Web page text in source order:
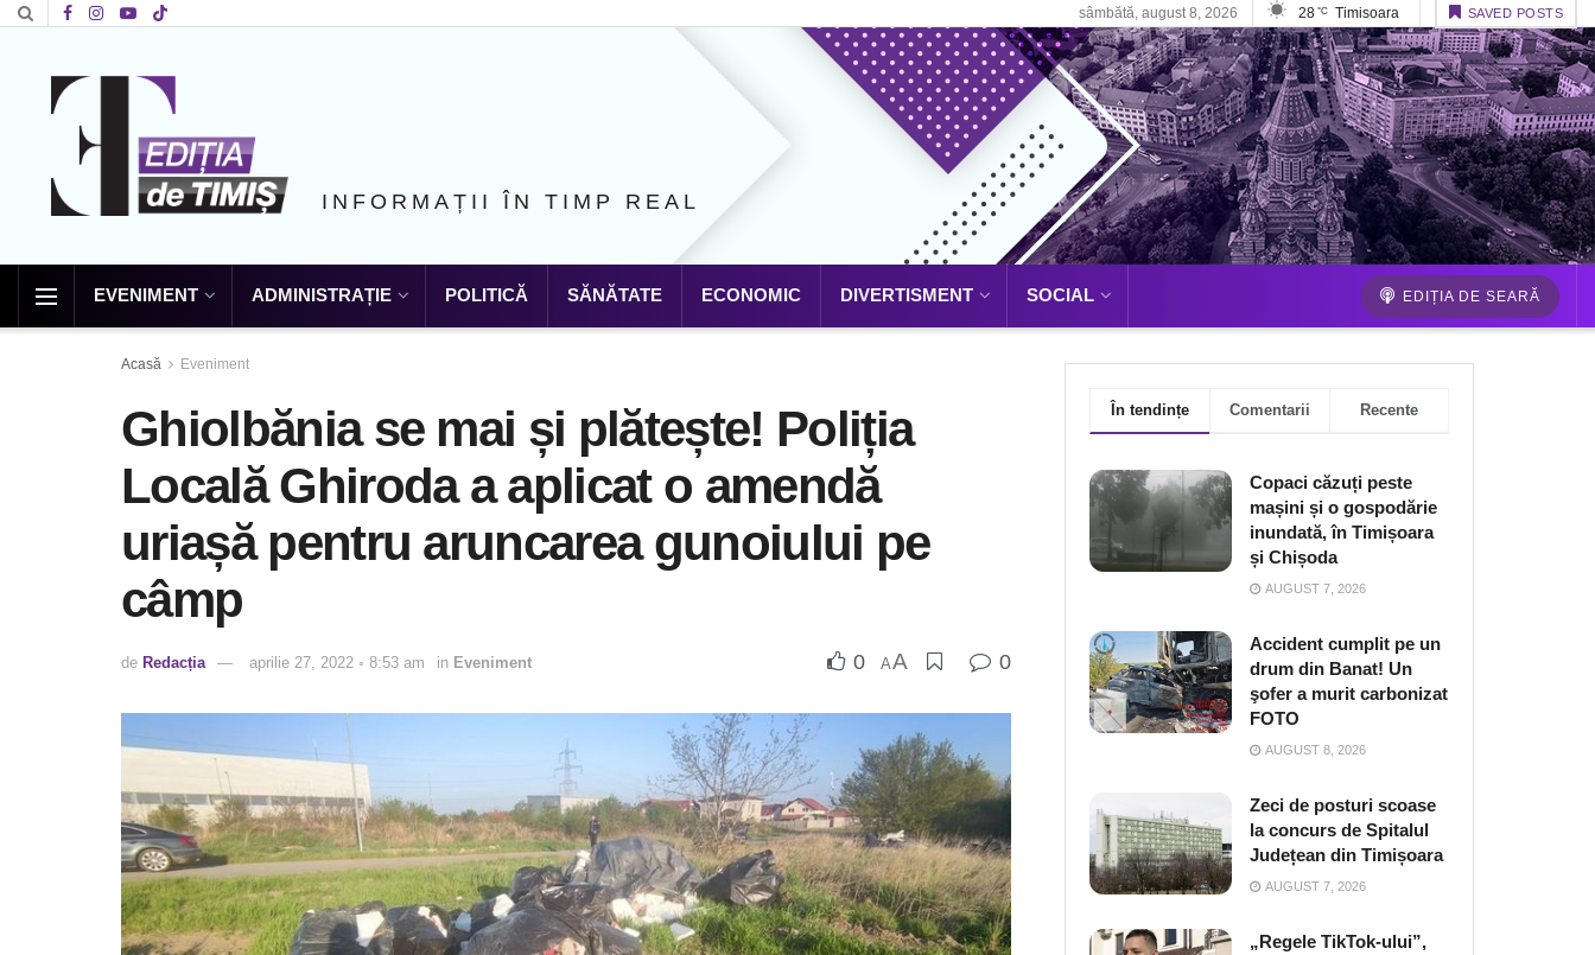
sâmbătă, august 8, 2026 28 °C Timisoara SAVED POSTS
INFORMAȚII ÎN TIMP REAL
EVENIMENT ADMINISTRAȚIE POLITICĂ SĂNĂTATE ECONOMIC DIVERTISMENT SOCIAL EDIȚIA DE SEARĂ
Acasă Eveniment
Ghiolbănia se mai și plătește! Poliția
Locală Ghiroda a aplicat o amendă
uriașă pentru aruncarea gunoiului pe
câmp
de Redacția aprilie 27, 2022 ◦ 8:53 am in Eveniment 0 AA 0
În tendințe Comentarii Recente
Copaci căzuți peste
mașini și o gospodărie
inundată, în Timișoara
și Chișoda
AUGUST 7, 2026
Accident cumplit pe un
drum din Banat! Un
şofer a murit carbonizat
FOTO
AUGUST 8, 2026
Zeci de posturi scoase
la concurs de Spitalul
Județean din Timișoara
AUGUST 7, 2026
„Regele TikTok-ului”,